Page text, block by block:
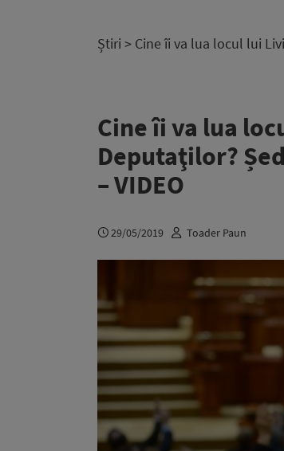
Știri > Cine îi va lua locul lui
Cine îi va lua
Deputaţilor?
– VIDEO
29/05/2019 Toader Paun